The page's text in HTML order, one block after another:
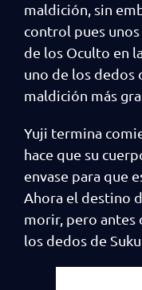
maldición, sin
control pues
de los Oculto en
uno de los dedos
maldición más
Yuji termina
hace que su
envase para que
Ahora el destino
morir, pero antes
los dedos de